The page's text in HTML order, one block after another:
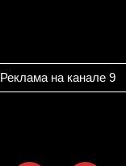
Реклама на канале 9